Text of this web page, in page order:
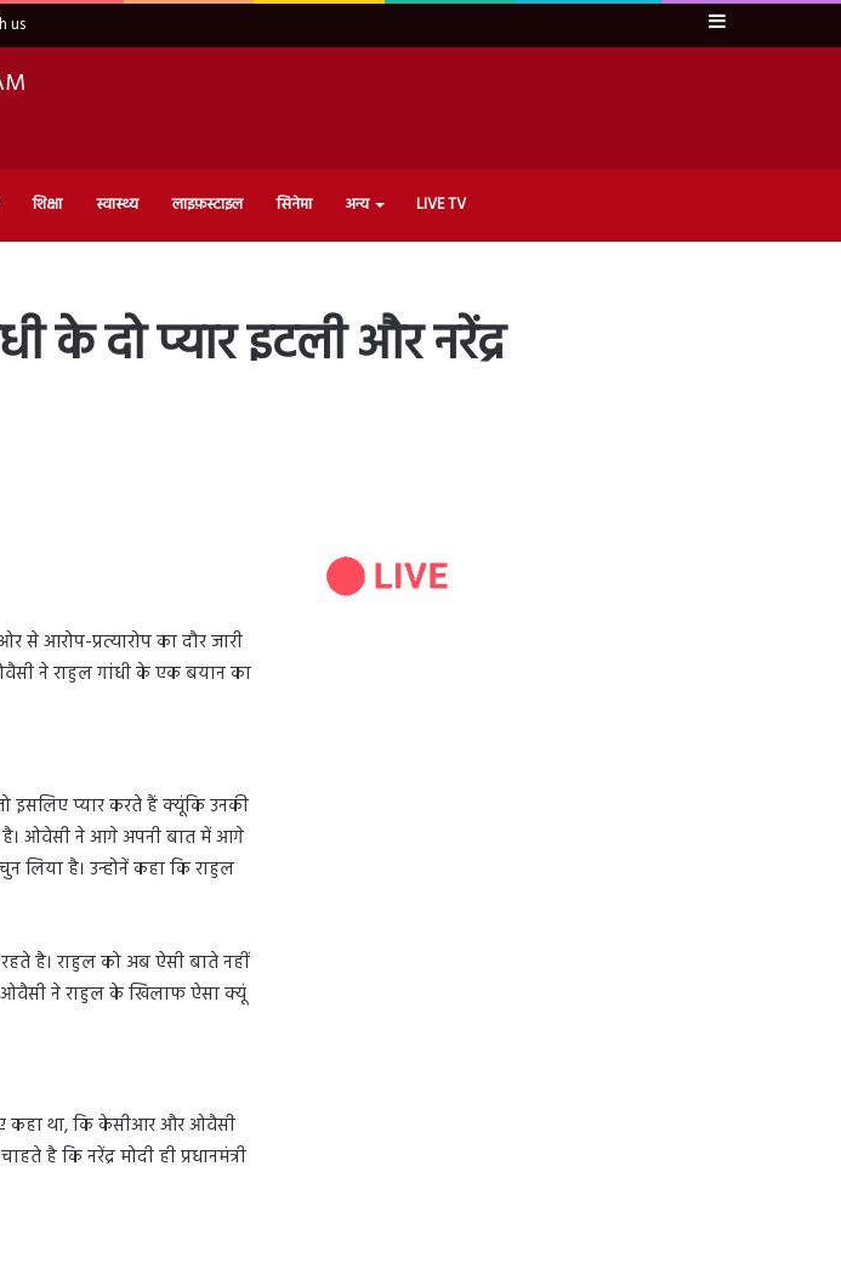
us Sidebar
शिक्षा स्वास्थ्य लाइफ़स्टाइल सिनेमा अन्य LIVE TV
के दो प्यार इटली और नरेंद्र
से आरोप-प्रत्यारोप का दौर जारी
ने राहुल गांधी के एक बयान का
इसलिए प्यार करते हैं क्यूंकि उनकी
है। ओवेसी ने आगे अपनी बात में आगे
लिया है। उन्होनें कहा कि राहुल
है। राहुल को अब ऐसी बाते नहीं
ओवैसी ने राहुल के खिलाफ ऐसा क्यूं
कहा था, कि केसीआर और ओवैसी
है कि नरेंद्र मोदी ही प्रधानमंत्री